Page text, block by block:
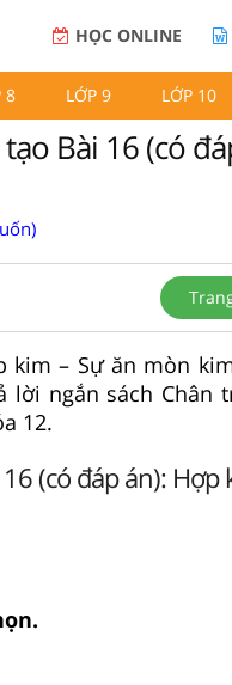
HỌC ONLINE
8 LỚP 9 LỚP 10
Bài 16 (có
kim – Sự ăn mòn
lời ngắn sách Chân
12.
(có đáp án): Hợp